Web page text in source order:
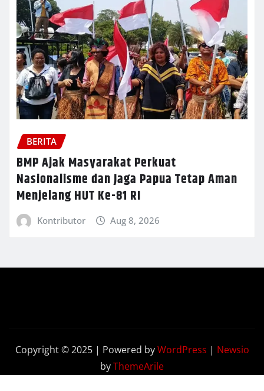
BERITA
BMP Ajak Masyarakat Perkuat
Nasionalisme dan Jaga Papua Tetap Aman
Menjelang HUT Ke-81 RI
Kontributor Aug 8, 2026
Copyright © 2025 | Powered byWordPress | Newsio
byThemeArile